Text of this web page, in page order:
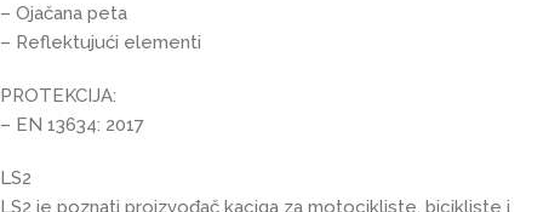
– Ojačana peta
– Reflektujući elementi
PROTEKCIJA:
– EN 13634: 2017
LS2
LS2 je poznati proizvođač kaciga za motocikliste, bicikliste i